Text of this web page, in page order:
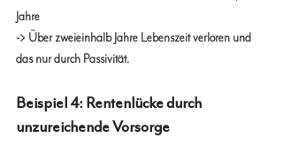
Jahre
-> Über zweieinhalb Jahre Lebenszeit verloren und
das nur durch Passivität.
Beispiel 4: Rentenlücke durch
unzureichende Vorsorge